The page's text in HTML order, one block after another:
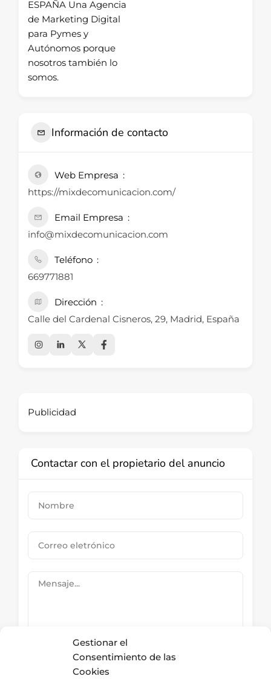
Gestionar el
Consentimiento de las
Cookies
ESPAÑA Una Agencia
de Marketing Digital
para Pymes y
Autónomos porque
nosotros también lo
somos.
Información de contacto
Web Empresa
https://mixdecomunicacion.com/
Email Empresa
info@mixdecomunicacion.com
Teléfono
669771881
Dirección
Calle del Cardenal Cisneros, 29, Madrid, España
Publicidad
Contactar con el propietario del anuncio
Submit Now